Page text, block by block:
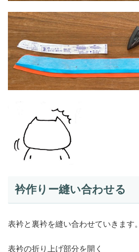
衿作りー縫い合わせる
表衿と裏衿を縫い合わせていきます。
表衿の折り上げ部分を開く